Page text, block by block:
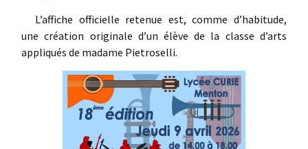
L’affiche officielle retenue est, comme d’habitude,
une création originale d’un élève de la classe d’arts
appliqués de madame Pietroselli.